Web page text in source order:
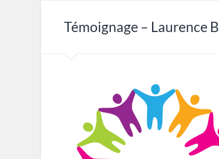
Témoignage – Laurence B